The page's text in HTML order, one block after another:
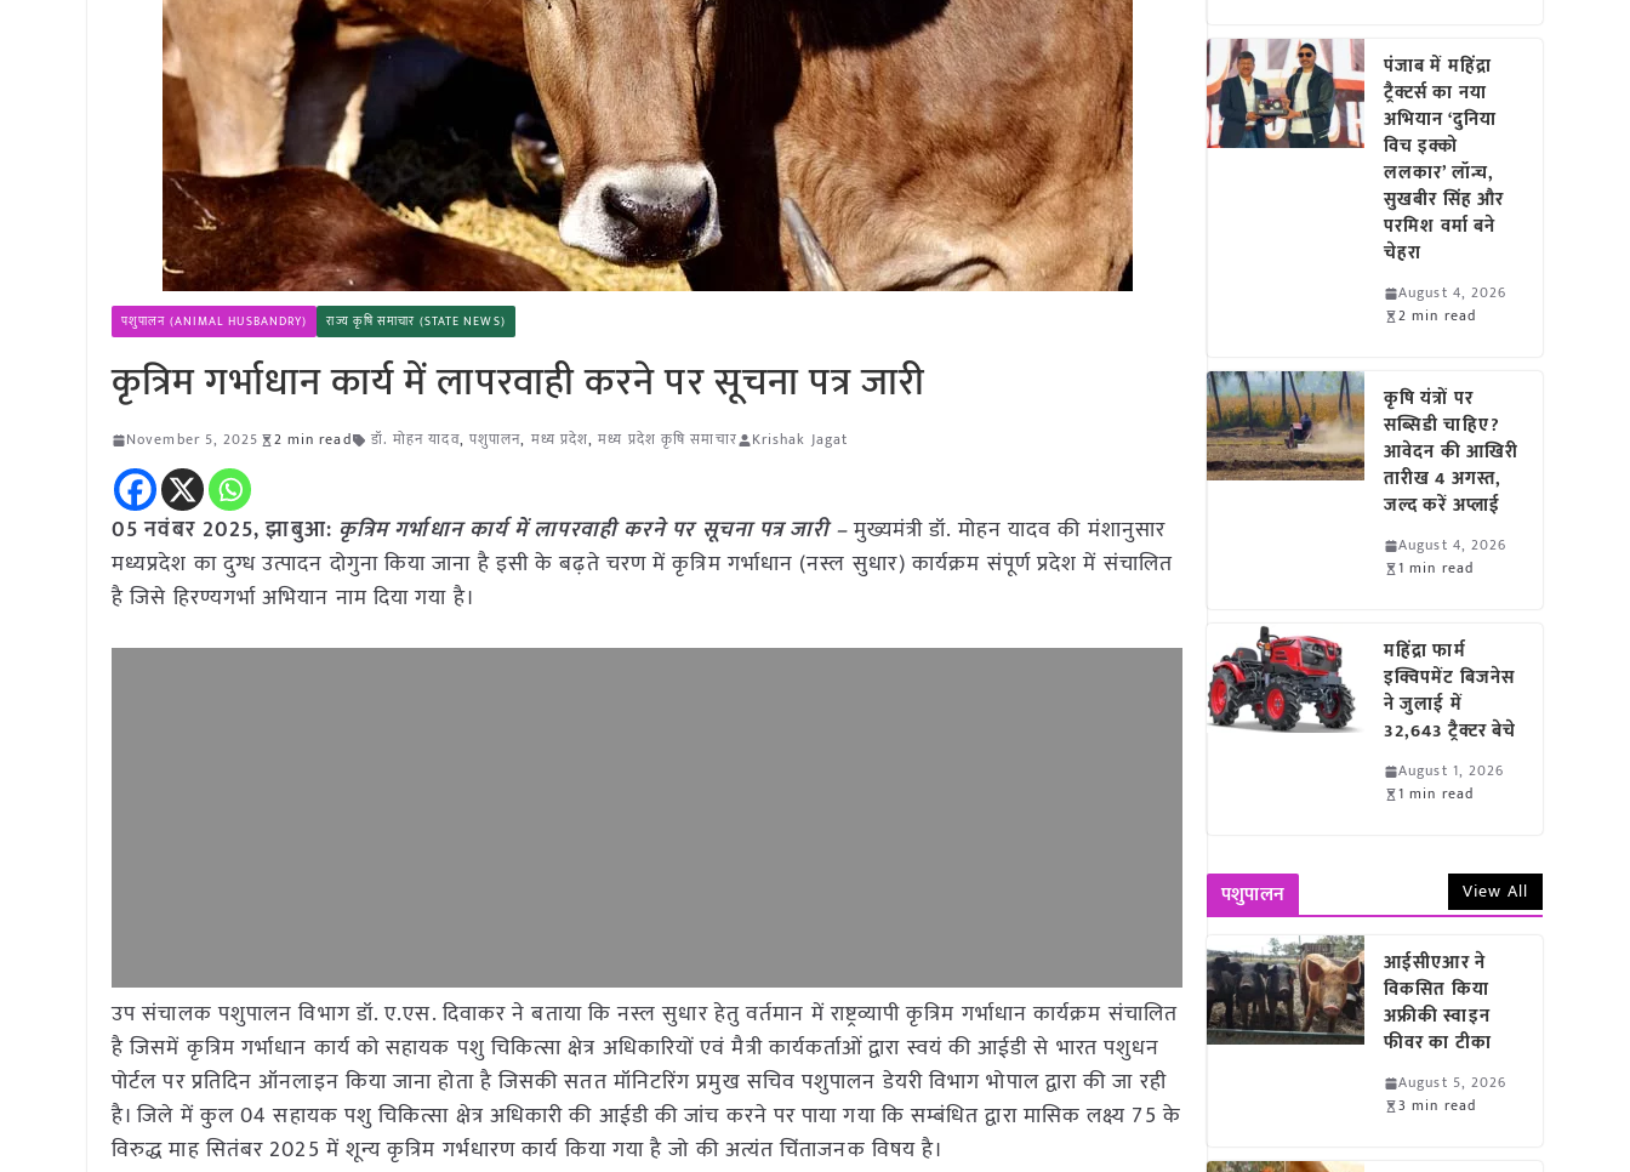
पशुपालन (ANIMAL HUSBANDRY) राज्य कृषि समाचार (STATE NEWS)
कृत्रिम गर्भाधान कार्य में लापरवाही करने पर सूचना पत्र जारी
November 5, 2025 2 min read डॉ. मोहन यादव, पशुपालन, मध्य प्रदेश,मध्य प्रदेश कृषि समाचार Krishak Jagat
05 नवंबर 2025,झाबुआ: कृत्रिम गर्भाधान कार्य में लापरवाही करने पर सूचना पत्र जारी –मुख्यमंत्री डॉ. मोहन यादव की मंशानुसार
मध्यप्रदेश का दुग्ध उत्पादन दोगुना किया जाना है इसी के बढ़ते चरण में कृत्रिम गर्भाधान (नस्ल सुधार) कार्यक्रम संपूर्ण प्रदेश में संचालित
है जिसे हिरण्यगर्भा अभियान नाम दिया गया है।
उप संचालक पशुपालन विभाग डॉ. ए.एस. दिवाकर ने बताया कि नस्ल सुधार हेतु वर्तमान में राष्ट्रव्यापी कृत्रिम गर्भाधान कार्यक्रम संचालित
है जिसमें कृत्रिम गर्भाधान कार्य को सहायक पशु चिकित्सा क्षेत्र अधिकारियों एवं मैत्री कार्यकर्ताओं द्वारा स्वयं की आईडी से भारत पशुधन
पोर्टल पर प्रतिदिन ऑनलाइन किया जाना होता है जिसकी सतत मॉनिटरिंग प्रमुख सचिव पशुपालन डेयरी विभाग भोपाल द्वारा की जा रही
है। जिले में कुल 04 सहायक पशु चिकित्सा क्षेत्र अधिकारी की आईडी की जांच करने पर पाया गया कि सम्बंधित द्वारा मासिक लक्ष्य 75 के
विरुद्ध माह सितंबर 2025 में शून्य कृत्रिम गर्भधारण कार्य किया गया है जो की अत्यंत चिंताजनक विषय है।
पंजाब में महिंद्रा
ट्रैक्टर्स का नया
अभियान ‘दुनिया
विच इक्को
ललकार’ लॉन्च,
सुखबीर सिंह और
परमिश वर्मा बने
चेहरा
August 4, 2026
2 min read
कृषि यंत्रों पर
सब्सिडी चाहिए?
आवेदन की आखिरी
तारीख 4 अगस्त,
जल्द करें अप्लाई
August 4, 2026
1 min read
महिंद्रा फार्म
इक्विपमेंट बिजनेस
ने जुलाई में
32,643 ट्रैक्टर बेचे
August 1, 2026
1 min read
पशुपालन View All
आईसीएआर ने
विकसित किया
अफ्रीकी स्वाइन
फीवर का टीका
August 5, 2026
3 min read